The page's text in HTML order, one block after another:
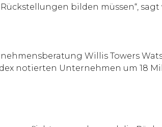
bilden müssen“, sagt
Willis Towers
notierten Unternehmen um 18